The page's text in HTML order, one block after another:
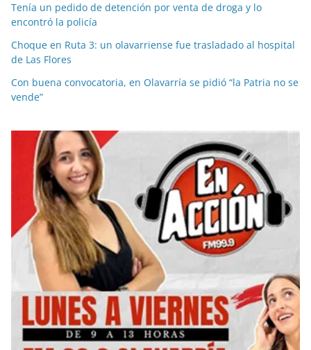
Tenía un pedido de detención por venta de droga y lo
encontró la policía
Choque en Ruta 3: un olavarriense fue trasladado al hospital
de Las Flores
Con buena convocatoria, en Olavarría se pidió “la Patria no se
vende”